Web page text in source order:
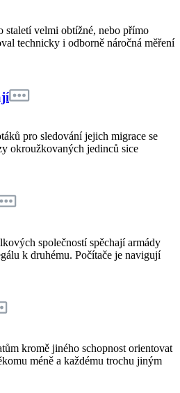
staletí velmi obtížné, nebo přímo
technicky i odborně náročná měření
pro sledování jejich migrace se
okroužkovaných jedinců sice
společností spěchají armády
k druhému. Počítače je navigují
kromě jiného schopnost orientovat
méně a každému trochu jiným